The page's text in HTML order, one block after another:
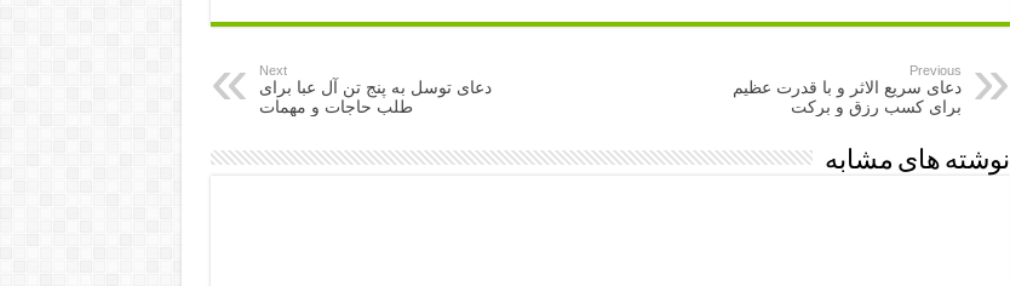
Previous
دعای سریع الاثر و با قدرت عظیم
برای کسب رزق و برکت
Next
دعای توسل به پنج تن آل عبا برای
طلب حاجات و مهمات
نوشته های مشابه